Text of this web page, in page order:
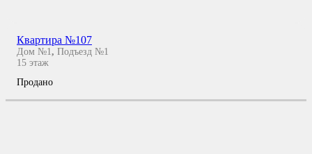
Квартира №107
Дом №1 , Подъезд №1
15 этаж
Продано